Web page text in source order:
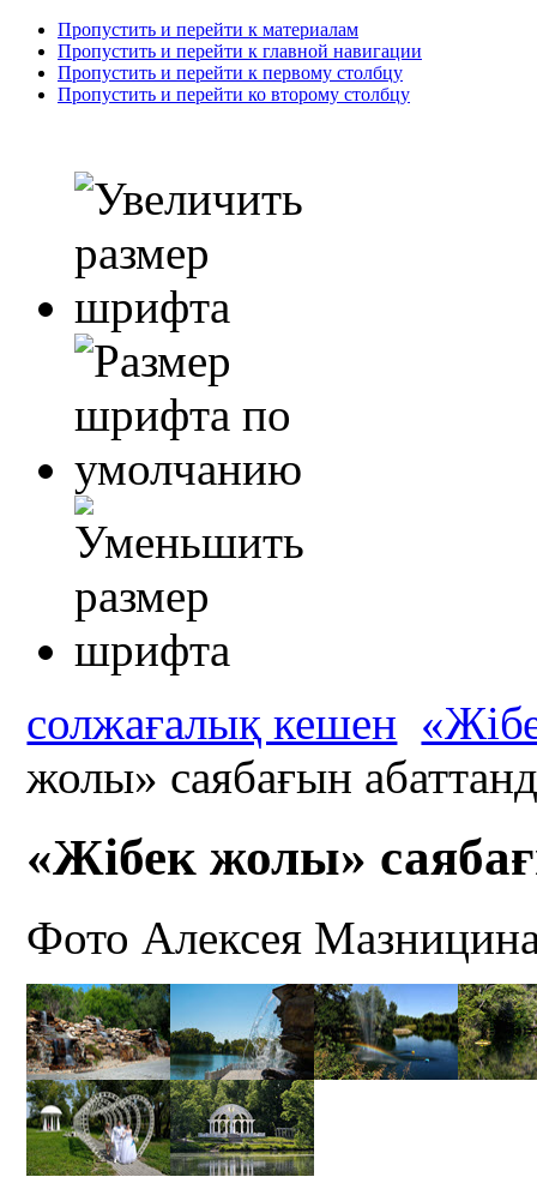
Пропустить и перейти к материалам
Пропустить и перейти к главной навигации
Пропустить и перейти к первому столбцу
Пропустить и перейти ко второму столбцу
солжағалық кешен
жолы» саябағын
«Жібек жолы»
Фото Алексея